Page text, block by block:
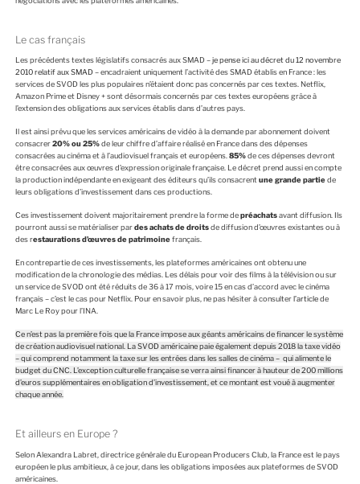
Le cas français
Les précédents textes législatifs consacrés aux SMAD –je pense ici au décret du 12 novembre
2010 relatif aux SMAD– encadraient uniquement l’activité des SMAD établis en France : les
services de SVOD les plus populaires n’étaient donc pas concernés par ces textes. Netflix,
Amazon Prime et Disney + sont désormais concernés par ces textes européens grâce à
l’extension des obligations aux services établis dans d’autres pays.
Il est ainsi prévu que les services américains de vidéo à la demande par abonnement doivent
consacrer20% ou 25%de leur chiffre d’affaire réalisé en France dans des dépenses
consacrées au cinéma et à l’audiovisuel français et européens.85%de ces dépenses devront
être consacrées aux œuvres d’expression originale française. Le décret prend aussi en compte
la production indépendante en exigeant des éditeurs qu’ils consacrentune grande partiede
leurs obligations d’investissement dans ces productions.
Ces investissement doivent majoritairement prendre la forme depréachatsavant diffusion. Ils
pourront aussi se matérialiser pardes achats de droitsde diffusion d’œuvres existantes ou à
des restaurations d’œuvres de patrimoinefrançais.
En contrepartie de ces investissements, les plateformes américaines ont obtenu une
modification de la chronologie des médias. Les délais pour voir des films à la télévision ou sur
un service de SVOD ont été réduits de 36 à 17 mois, voire 15 en cas d’accord avec le cinéma
français – c’est le cas pour Netflix. Pour en savoir plus, ne pas hésiter à consulter l’articlede
Marc Le Roy pour l’INA.
Ce n’est pas la première fois que la France impose aux géants américains de financer le système
de création audiovisuel national. La SVOD américaine paie également depuis 2018 la taxe vidéo
– qui comprend notamment la taxe sur les entrées dans les salles de cinéma – qui alimente le
budget du CNC. L’exception culturelle française se verra ainsi financer à hauteur de 200 millions
d’euros supplémentaires en obligation d’investissement, et ce montant est voué à augmenter
chaque année.
Et ailleurs en Europe ?
Selon Alexandra Labret, directrice générale du European Producers Club, la France est le pays
européen le plus ambitieux, à ce jour, dans les obligations imposées aux plateformes de SVOD
américaines.